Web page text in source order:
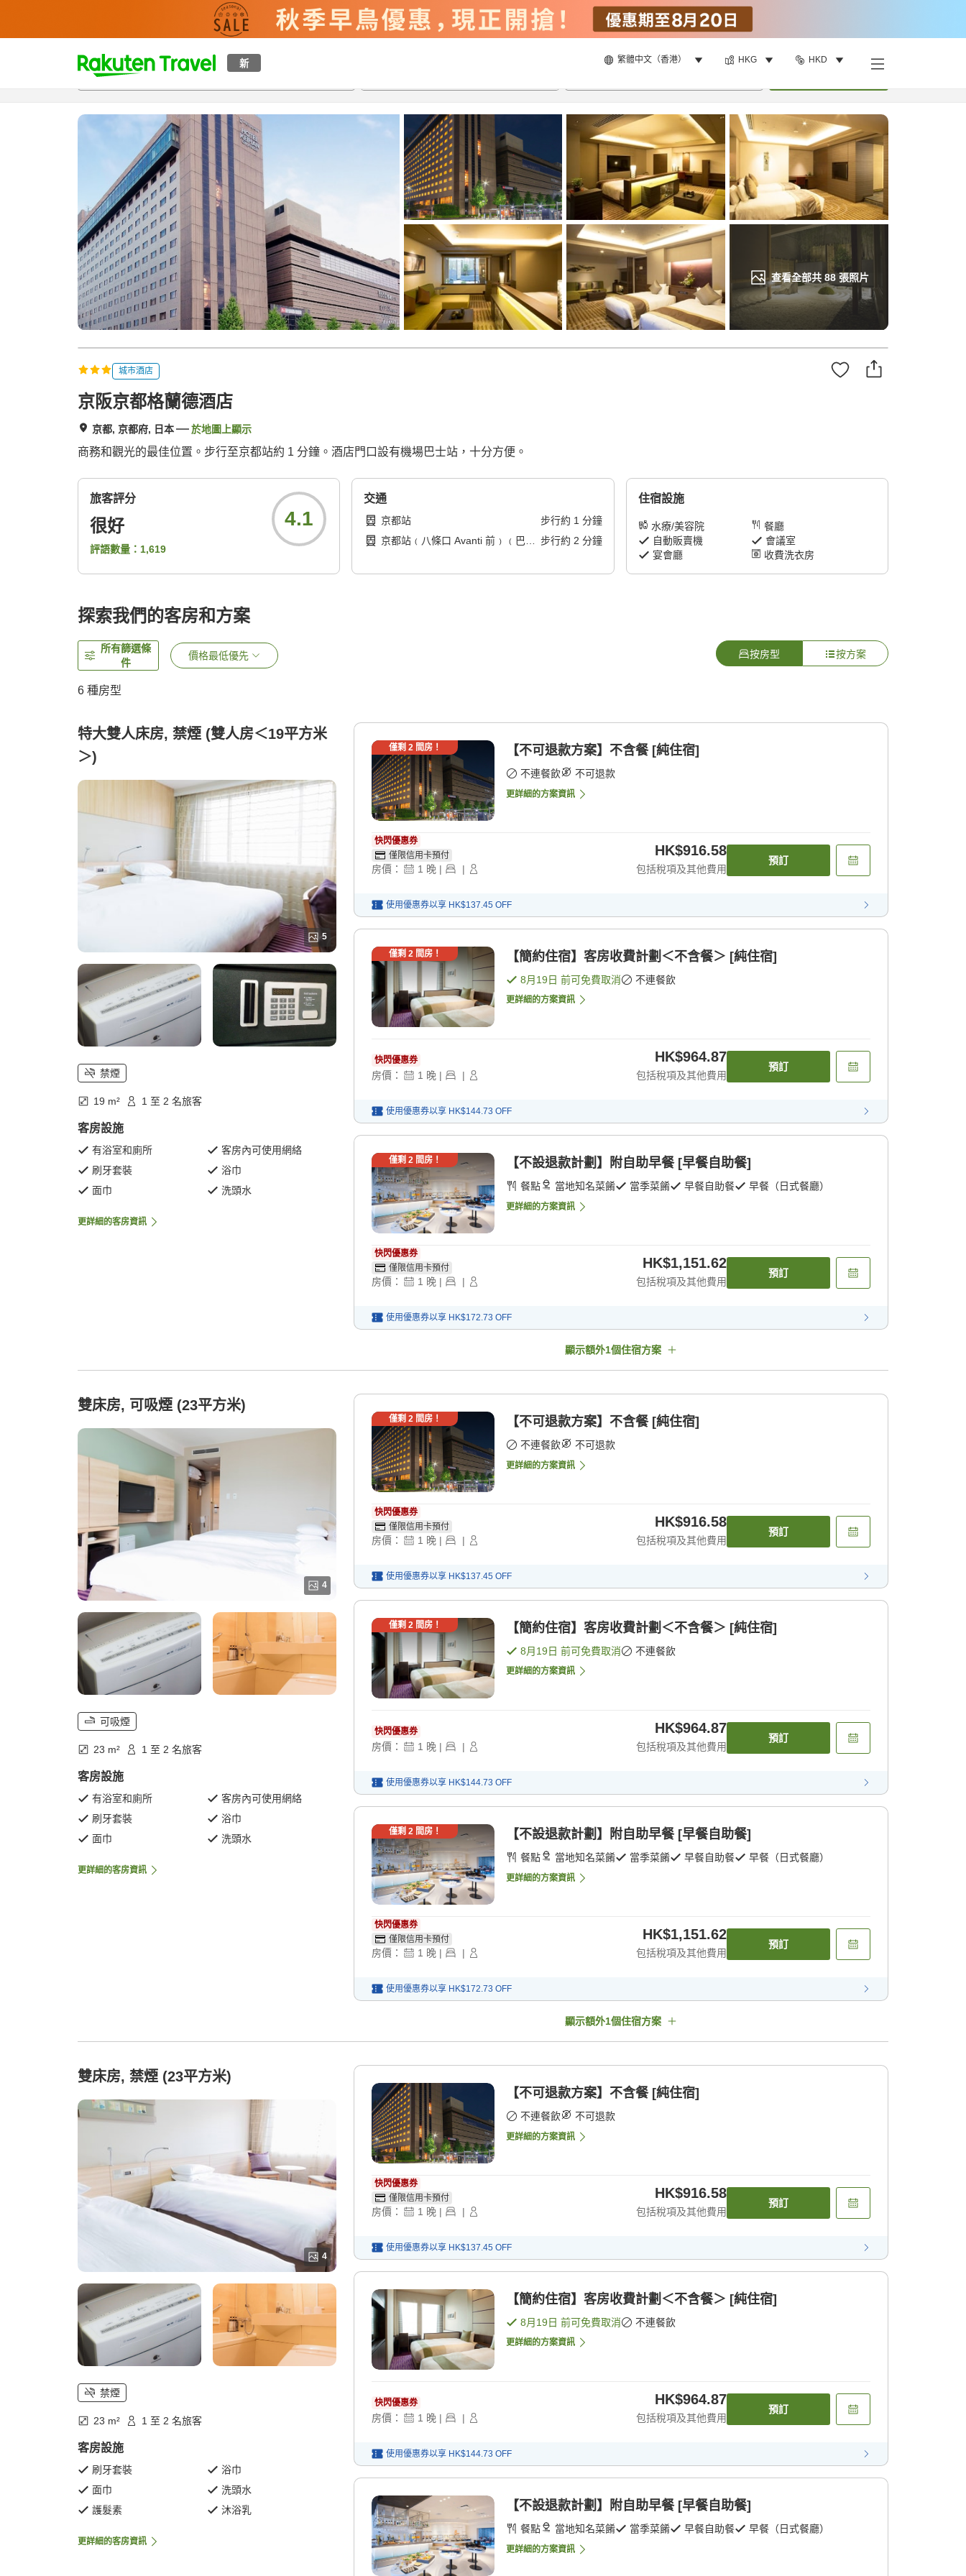
新 繁體中文（香港） HKG HKD
t
p
a
r
c
h
查看全部共 88張照片
概覽房間及住宿方案 評價特色設施
城市酒店
京阪京都格蘭德酒店
京都, 京都府, 日本 於地圖上顯示
商務和觀光的最佳位置。步行至京都站約 1 分鐘。酒店門口設有機場巴士站，十分方便。
旅客評分
很好
評語數量： 1,619
4.1
交通
京都站 步行約 1 分鐘
京都站﹙八條口 Avanti 前﹚﹙巴士 步行約 2 分鐘
住宿設施
水療/美容院
餐廳
自動販賣機
會議室
宴會廳
收費洗衣房
探索我們的客房和方案
所有篩選條
件
價格最低優先 按房型 按方案
6 種房型
特大雙人床房, 禁煙 (雙人房＜19平方米
＞)
5
禁煙
19 m² 1 至 2 名旅客
客房設施
有浴室和廁所
客房內可使用網絡
刷牙套裝
浴巾
面巾
洗頭水
更詳細的客房資訊
僅剩 2間房！ 【不可退款方案】不含餐 [純住宿]
不連餐飲 不可退款
更詳細的方案資訊
快閃優惠券
僅限信用卡預付
房價： 1 晚 | |
HK$916.58
包括稅項及其他費用
預訂
使用優惠券以享 HK$137.45 OFF
僅剩 2間房！ 【簡約住宿】客房收費計劃＜不含餐＞ [純住宿]
8月19日 前可免費取消 不連餐飲
更詳細的方案資訊
快閃優惠券
房價： 1 晚 | |
HK$964.87
包括稅項及其他費用
預訂
使用優惠券以享 HK$144.73 OFF
僅剩 2間房！ 【不設退款計劃】附自助早餐 [早餐自助餐]
餐點 當地知名菜餚 當季菜餚 早餐自助餐 早餐（日式餐廳）
更詳細的方案資訊
快閃優惠券
僅限信用卡預付
房價： 1 晚 | |
HK$1,151.62
包括稅項及其他費用
預訂
使用優惠券以享 HK$172.73 OFF
顯示額外1個住宿方案
雙床房, 可吸煙 (23平方米)
4
可吸煙
23 m² 1 至 2 名旅客
客房設施
有浴室和廁所
客房內可使用網絡
刷牙套裝
浴巾
面巾
洗頭水
更詳細的客房資訊
僅剩 2間房！ 【不可退款方案】不含餐 [純住宿]
不連餐飲 不可退款
更詳細的方案資訊
快閃優惠券
僅限信用卡預付
房價： 1 晚 | |
HK$916.58
包括稅項及其他費用
預訂
使用優惠券以享 HK$137.45 OFF
僅剩 2間房！ 【簡約住宿】客房收費計劃＜不含餐＞ [純住宿]
8月19日 前可免費取消 不連餐飲
更詳細的方案資訊
快閃優惠券
房價： 1 晚 | |
HK$964.87
包括稅項及其他費用
預訂
使用優惠券以享 HK$144.73 OFF
僅剩 2間房！ 【不設退款計劃】附自助早餐 [早餐自助餐]
餐點 當地知名菜餚 當季菜餚 早餐自助餐 早餐（日式餐廳）
更詳細的方案資訊
快閃優惠券
僅限信用卡預付
房價： 1 晚 | |
HK$1,151.62
包括稅項及其他費用
預訂
使用優惠券以享 HK$172.73 OFF
顯示額外1個住宿方案
雙床房, 禁煙 (23平方米)
4
禁煙
23 m² 1 至 2 名旅客
客房設施
刷牙套裝
浴巾
面巾
洗頭水
護髮素
沐浴乳
更詳細的客房資訊
【不可退款方案】不含餐 [純住宿]
不連餐飲 不可退款
更詳細的方案資訊
快閃優惠券
僅限信用卡預付
房價： 1 晚 | |
HK$916.58
包括稅項及其他費用
預訂
使用優惠券以享 HK$137.45 OFF
【簡約住宿】客房收費計劃＜不含餐＞ [純住宿]
8月19日 前可免費取消 不連餐飲
更詳細的方案資訊
快閃優惠券
房價： 1 晚 | |
HK$964.87
包括稅項及其他費用
預訂
使用優惠券以享 HK$144.73 OFF
【不設退款計劃】附自助早餐 [早餐自助餐]
餐點 當地知名菜餚 當季菜餚 早餐自助餐 早餐（日式餐廳）
更詳細的方案資訊